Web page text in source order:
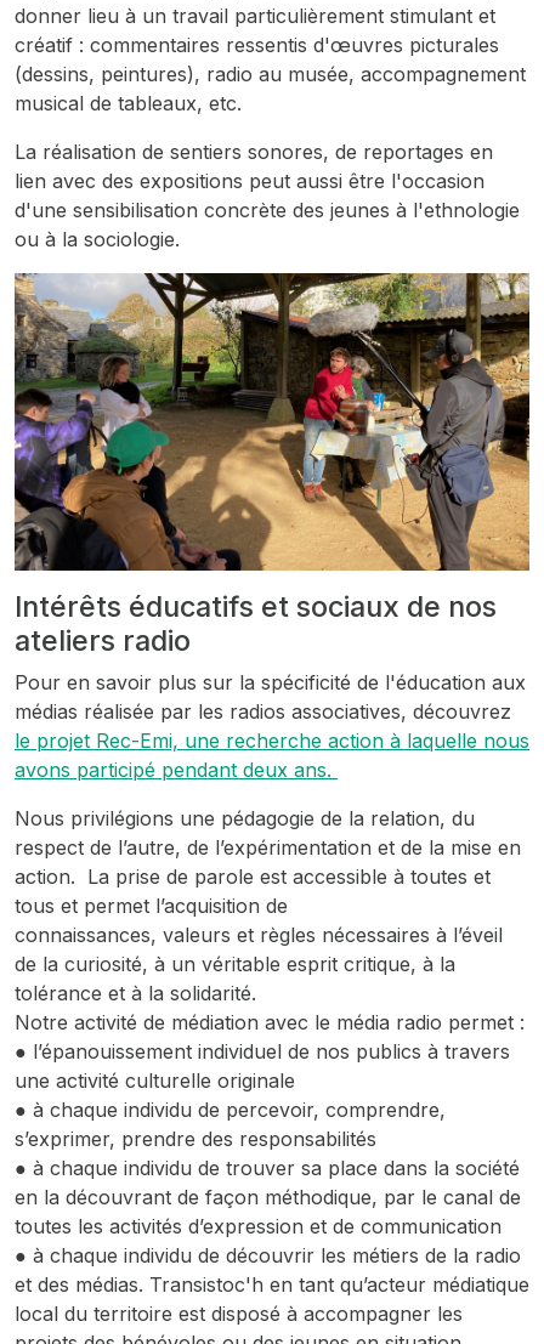
donner lieu à un travail particulièrement stimulant et
créatif : commentaires ressentis d'œuvres picturales
(dessins, peintures), radio au musée, accompagnement
musical de tableaux, etc.
La réalisation de sentiers sonores, de reportages en
lien avec des expositions peut aussi être l'occasion
d'une sensibilisation concrète des jeunes à l'ethnologie
ou à la sociologie.
Intérêts éducatifs et sociaux de nos
ateliers radio
Pour en savoir plus sur la spécificité de l'éducation aux
médias réalisée par les radios associatives, découvrez
le projet Rec-Emi, une recherche action à laquelle nous
avons participé pendant deux ans.
Nous privilégions une pédagogie de la relation, du
respect de l’autre, de l’expérimentation et de la mise en
action. La prise de parole est accessible à toutes et
tous et permet l’acquisition de
connaissances, valeurs et règles nécessaires à l’éveil
de la curiosité, à un véritable esprit critique, à la
tolérance et à la solidarité.
Notre activité de médiation avec le média radio permet :
● l’épanouissement individuel de nos publics à travers
une activité culturelle originale
● à chaque individu de percevoir, comprendre,
s’exprimer, prendre des responsabilités
● à chaque individu de trouver sa place dans la société
en la découvrant de façon méthodique, par le canal de
toutes les activités d’expression et de communication
● à chaque individu de découvrir les métiers de la radio
et des médias. Transistoc'h en tant qu’acteur médiatique
local du territoire est disposé à accompagner les